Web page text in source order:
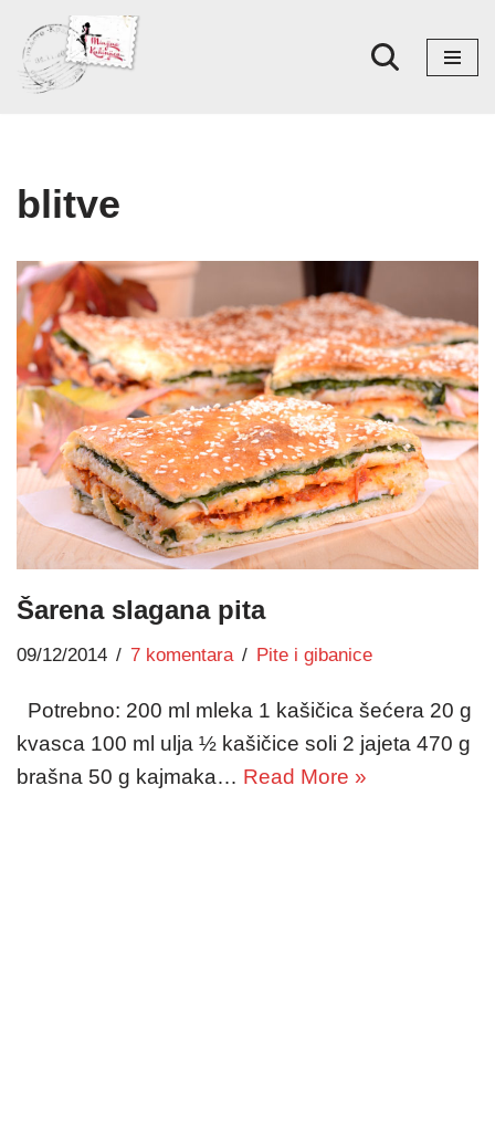
Skoči
na
blitve
Šarena slagana pita
09/12/2014 7 komentara Pite i gibanice
Potrebno: 200 ml mleka 1 kašičica šećera 20 g
kvasca 100 ml ulja ½ kašičice soli 2 jajeta 470 g
brašna 50 g kajmaka… Read More »